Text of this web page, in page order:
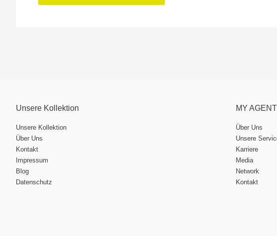
Unsere Kollektion
Unsere Kollektion
Über Uns
Kontakt
Impressum
Blog
Datenschutz
MY AGENT
Über Uns
Unsere
Karriere
Media
Network
Kontakt